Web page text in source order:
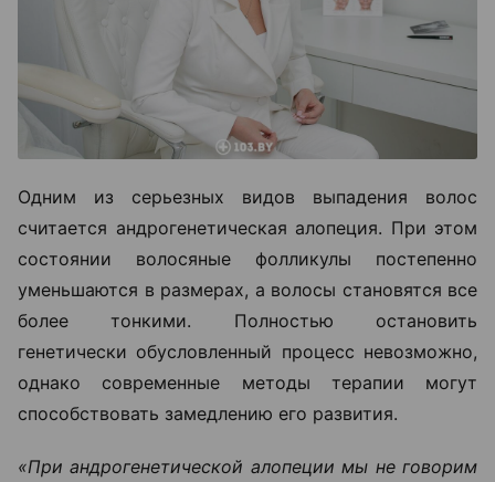
Одним из серьезных видов выпадения волос
считается андрогенетическая алопеция. При этом
состоянии волосяные фолликулы постепенно
уменьшаются в размерах, а волосы становятся все
более тонкими. Полностью остановить
генетически обусловленный процесс невозможно,
однако современные методы терапии могут
способствовать замедлению его развития.
«При андрогенетической алопеции мы не говорим